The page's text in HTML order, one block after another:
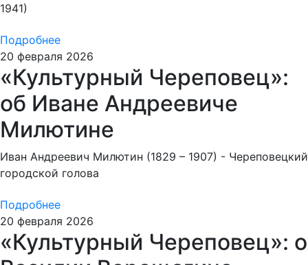
1941)
Подробнее
20 февраля 2026
«Культурный Череповец»:
об Иване Андреевиче
Милютине
Иван Андреевич Милютин (1829 – 1907) - Череповецкий
городской голова
Подробнее
20 февраля 2026
«Культурный Череповец»: о